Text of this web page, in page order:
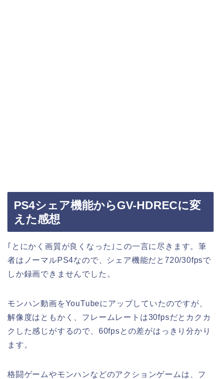
PS4シェア機能からGV-HDRECに変
えた感想
｢とにかく画質が良くなった｣この一言に尽きます。筆
者はノーマルPS4なので、シェア機能だと720/30fpsで
しか録画できませんでした。
モンハン動画をYouTubeにアップしていたのですが、
解像度はともかく、フレームレートは30fpsだとカクカ
クした感じがするので、60fpsとの差がはっきり分かり
ます。
格闘ゲームやモンハンなどのアクションゲームは、フ